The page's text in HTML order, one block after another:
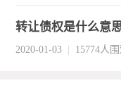
转让债权是什么意思
2020-01-03 15774人